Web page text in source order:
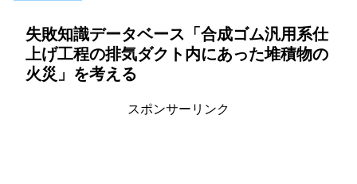
失敗知識データベース「合成ゴム汎用系仕
上げ工程の排気ダクト内にあった堆積物の
火災」を考える
スポンサーリンク